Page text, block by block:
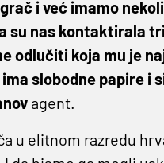
i već imamo
su nas kontaktirala
odlučiti koja mu je
slobodne papire i
agent.
u elitnom razredu